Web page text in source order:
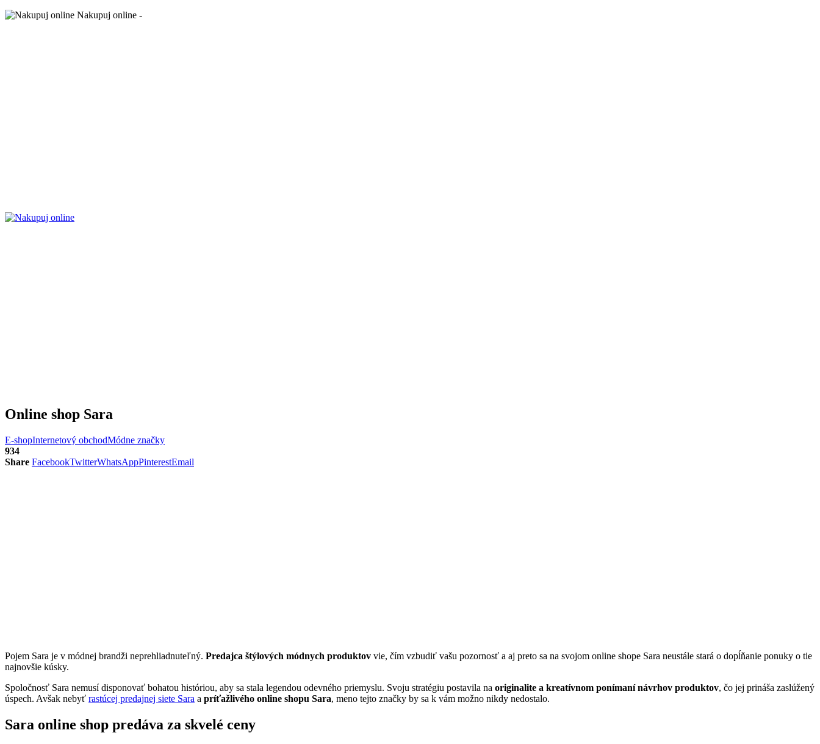
Nakupuj online -
Online shop Sara
E-shopInternetový obchodMódne značky
934
Share FacebookTwitterWhatsAppPinterestEmail
Pojem Sara je v módnej brandži neprehliadnuteľný. Predajca štýlových módnych produktov vie, čím vzbudiť vašu pozornosť a aj preto sa na svojom online shope Sara neustále stará o dopĺňanie ponuky o tie
najnovšie kúsky.
Spoločnosť Sara nemusí disponovať bohatou históriou, aby sa stala legendou odevného priemyslu. Svoju stratégiu postavila na originalite a kreatívnom ponímaní návrhov produktov, čo jej prináša zaslúžený
úspech. Avšak nebyť rastúcej predajnej siete Sara a príťažlivého online shopu Sara, meno tejto značky by sa k vám možno nikdy nedostalo.
Sara online shop predáva za skvelé ceny